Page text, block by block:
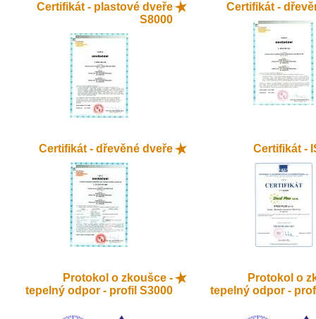
Certifikát - plastové dveře
S8000
Certifikát -
Certifikát - dřevěné dveře Certifikát -
Protokol o zkoušce -
tepelný odpor - profil S3000
Protokol o
tepelný odpor -